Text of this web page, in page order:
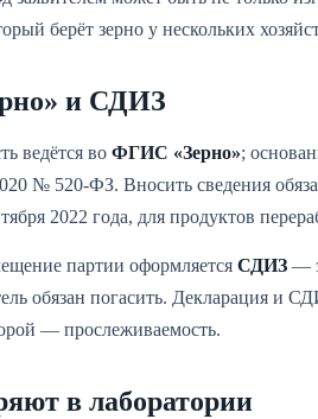
берёт зерно у нескольких
и СДИЗ
ведётся во ФГИС «Зерно»;
№ 520-ФЗ. Вносить сведения
2022 года, для продуктов
партии оформляется СДИЗ —
обязан погасить. Декларация и
— прослеживаемость.
в лаборатории